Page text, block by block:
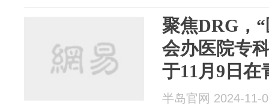
聚焦DRG，
会办医院专
于11月9日在
医院举办
半岛官网 2024-11-